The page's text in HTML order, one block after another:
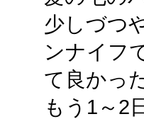
少しづつ
ンナイフ
て良かっ
もう1～2